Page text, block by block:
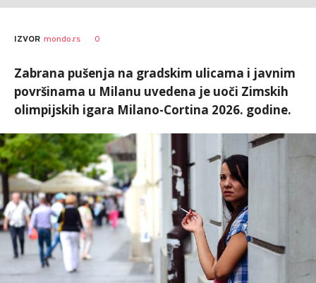
IZVOR mondo.rs 0
Zabrana pušenja na gradskim ulicama i javnim
površinama u Milanu uvedena je uoči Zimskih
olimpijskih igara Milano-Cortina 2026. godine.